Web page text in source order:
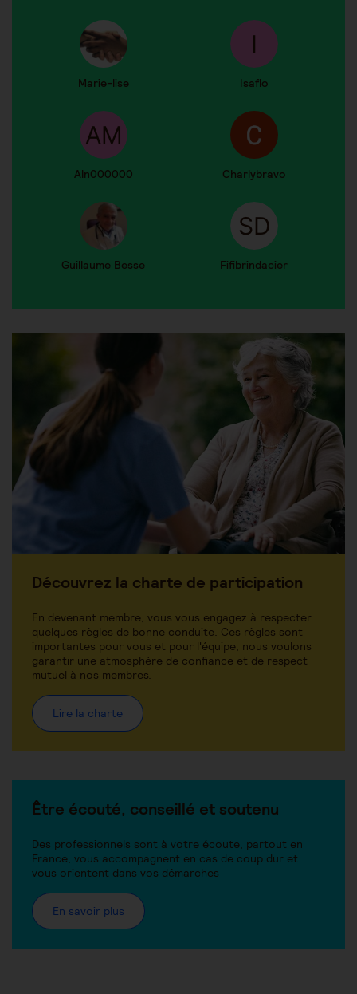
Marie-lise Isaflo
Aln000000 Charlybravo
Guillaume Besse Fifibrindacier
Découvrez la charte de participation
En devenant membre, vous vous engagez à respecter
quelques règles de bonne conduite. Ces règles sont
importantes pour vous et pour l'équipe, nous voulons
garantir une atmosphère de confiance et de respect
mutuel à nos membres.
Lire la charte
Être écouté, conseillé et soutenu
Des professionnels sont à votre écoute, partout en
France, vous accompagnent en cas de coup dur et
vous orientent dans vos démarches
En savoir plus